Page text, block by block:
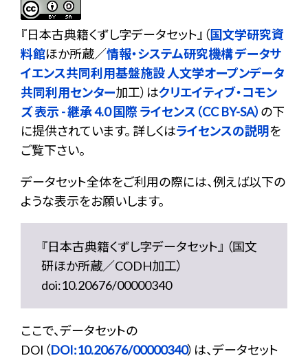
『日本古典籍くずし字データセット 』（国文学研究資
料館ほか所蔵／情報・システム研究機構 データサ
イエンス共同利用基盤施設 人文学オープンデータ
共同利用センター加工）はクリエイティブ・コモン
ズ 表示 - 継承 4.0 国際 ライセンス（CC BY-SA） の下
に提供されています。 詳しくはライセンスの説明を
ご覧下さい。
データセット全体をご利用の際には、例えば以下の
ような表示をお願いします。
『日本古典籍くずし字データセット』 （国文
研ほか所蔵／CODH加工）
doi:10.20676/00000340
ここで、データセットの
DOI（DOI:10.20676/00000340）は、データセット